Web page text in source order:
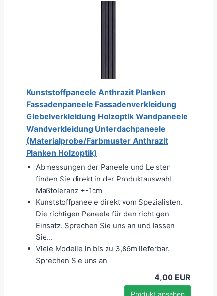
Kunststoffpaneele Anthrazit Planken
Fassadenpaneele Fassadenverkleidung
Giebelverkleidung Holzoptik Wandpaneele
Wandverkleidung Unterdachpaneele
(Materialprobe/Farbmuster Anthrazit
Planken Holzoptik)
Abmessungen der Paneele und Leisten
finden Sie direkt in der Produktauswahl.
Maßtoleranz +-1cm
Kunststoffpaneele direkt vom Spezialisten.
Die richtigen Paneele für den richtigen
Einsatz. Sprechen Sie uns an und lassen
Sie...
Viele Modelle in bis zu 3,86m lieferbar.
Sprechen Sie uns an.
4,00 EUR
Produkt ansehen